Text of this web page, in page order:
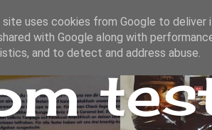
site uses cookies from Google to deliver
with Google along with
and to detect and address abuse.